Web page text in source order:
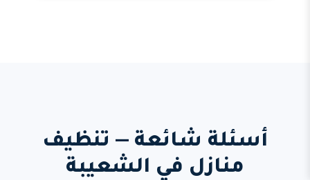
أسئلة شائعة — تنظيف
منازل في الشعيبة